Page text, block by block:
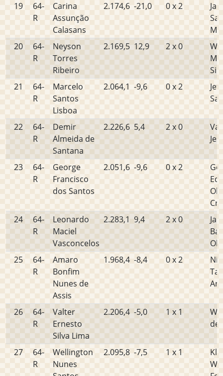
19
64-
R
Carina
Assunção
Calasans
2.174,6 -21,0 0 x 2
20
64-
R
Neyson
Torres
Ribeiro
2.169,5 12,9 2 x 0
21
64-
R
Marcelo
Santos
Lisboa
2.064,1 -9,6 0 x 2
22
64-
R
Demir
Almeida de
Santana
2.226,6 5,4 2 x 0
23
64-
R
George
Francisco
dos Santos
2.051,6 -9,6 0 x 2
24
64-
R
Leonardo
Maciel
Vasconcelos
2.283,1 9,4 2 x 0
25
64-
R
Amaro
Bonfim
Nunes de
Assis
1.968,4 -8,4 0 x 2
26
64-
R
Valter
Ernesto
Silva Lima
2.206,4 -5,0 1 x 1
de
27
64-
R
Wellington
Nunes
2.095,8 -7,5 1 x 1